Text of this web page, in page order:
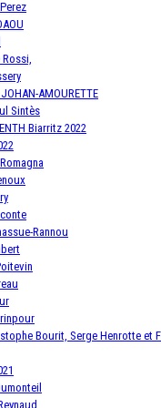
AMOURETTE
Sintès
Biarritz 2022
Rannou
Bourit, Serge Henrotte et